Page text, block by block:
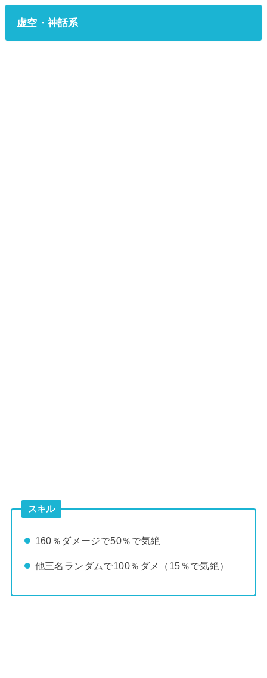
虚空・神話系
スキル
160％ダメージで50％で気絶
他三名ランダムで100％ダメ（15％で気絶）